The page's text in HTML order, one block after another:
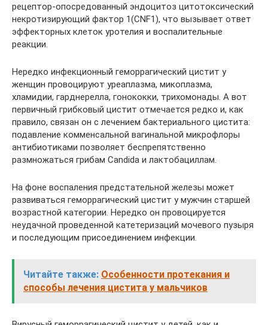
рецептор-опосредованный эндоцитоз цитотоксический
некротизирующий фактор 1(CNF1), что вызывает ответ
эффекторных клеток уротелия и воспалительные
реакции.
Нередко инфекционный геморрагический цистит у
женщин провоцируют уреаплазма, микоплазма,
хламидии, гарднерелла, гонококки, трихомонады. А вот
первичный грибковый цистит отмечается редко и, как
правило, связан он с лечением бактериального цистита:
подавление комменсальной вагинальной микрофлоры
антибиотиками позволяет беспрепятственно
размножаться грибам Candida и лактобациллам.
На фоне воспаления предстательной железы может
развиваться геморрагический цистит у мужчин старшей
возрастной категории. Нередко он провоцируется
неудачной проведенной катетеризаций мочевого пузыря
и последующим присоединением инфекции.
Читайте также: Особенности протекания и
способы лечения цистита у мальчиков